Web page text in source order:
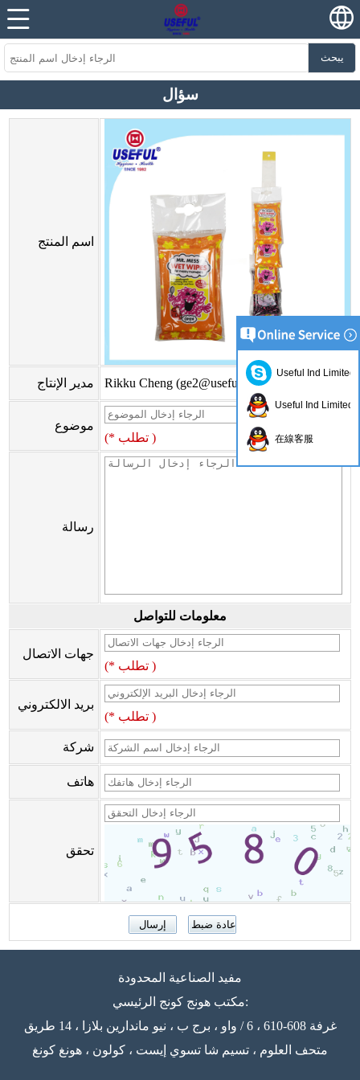
يبحث
سؤال
اسم المنتج
مدير الإنتاج Rikku Cheng (ge2@usefulhk.com
موضوع
(* تطلب )
رسالة
معلومات للتواصل
جهات الاتصال
(* تطلب )
بريد الالكتروني
(* تطلب )
شركة
هاتف
تحقق
مفيد الصناعية المحدودة
مكتب هونج كونج الرئيسي:
غرفة 608-610 ، 6 / واو ، برج ب ، نيو ماندارين بلازا ، 14 طريق
متحف العلوم ، تسيم شا تسوي إيست ، كولون ، هونغ كونغ
Useful Ind Limited
Useful Ind Limited
在線客服